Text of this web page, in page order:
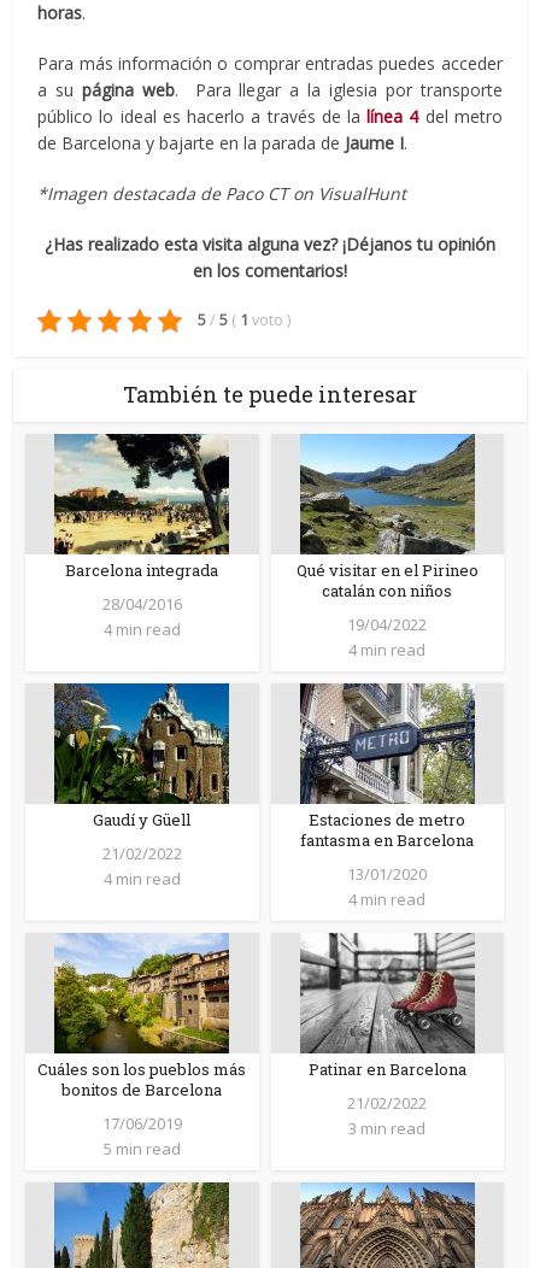
horas.
Para más información o comprar entradas puedes acceder
a su página web. Para llegar a la iglesia por transporte
público lo ideal es hacerlo a través de la línea 4del metro
de Barcelona y bajarte en la parada de Jaume I.
*Imagen destacada de Paco CT on VisualHunt
¿Has realizado esta visita alguna vez? ¡Déjanos tu opinión
en los comentarios!
5/ 5 ( 1 voto )
También te puede interesar
Barcelona integrada
28/04/2016
4 min read
Qué visitar en el Pirineo
catalán con niños
19/04/2022
4 min read
Gaudí y Güell
21/02/2022
4 min read
Estaciones de metro
fantasma en Barcelona
13/01/2020
4 min read
Cuáles son los pueblos más
bonitos de Barcelona
17/06/2019
5 min read
Patinar en Barcelona
21/02/2022
3 min read